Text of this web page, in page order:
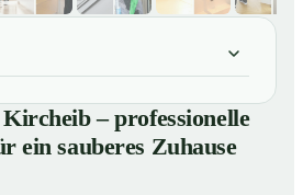
– professionelle
sauberes Zuhause
im Überblick
– professionelle
ein sauberes Zuhause